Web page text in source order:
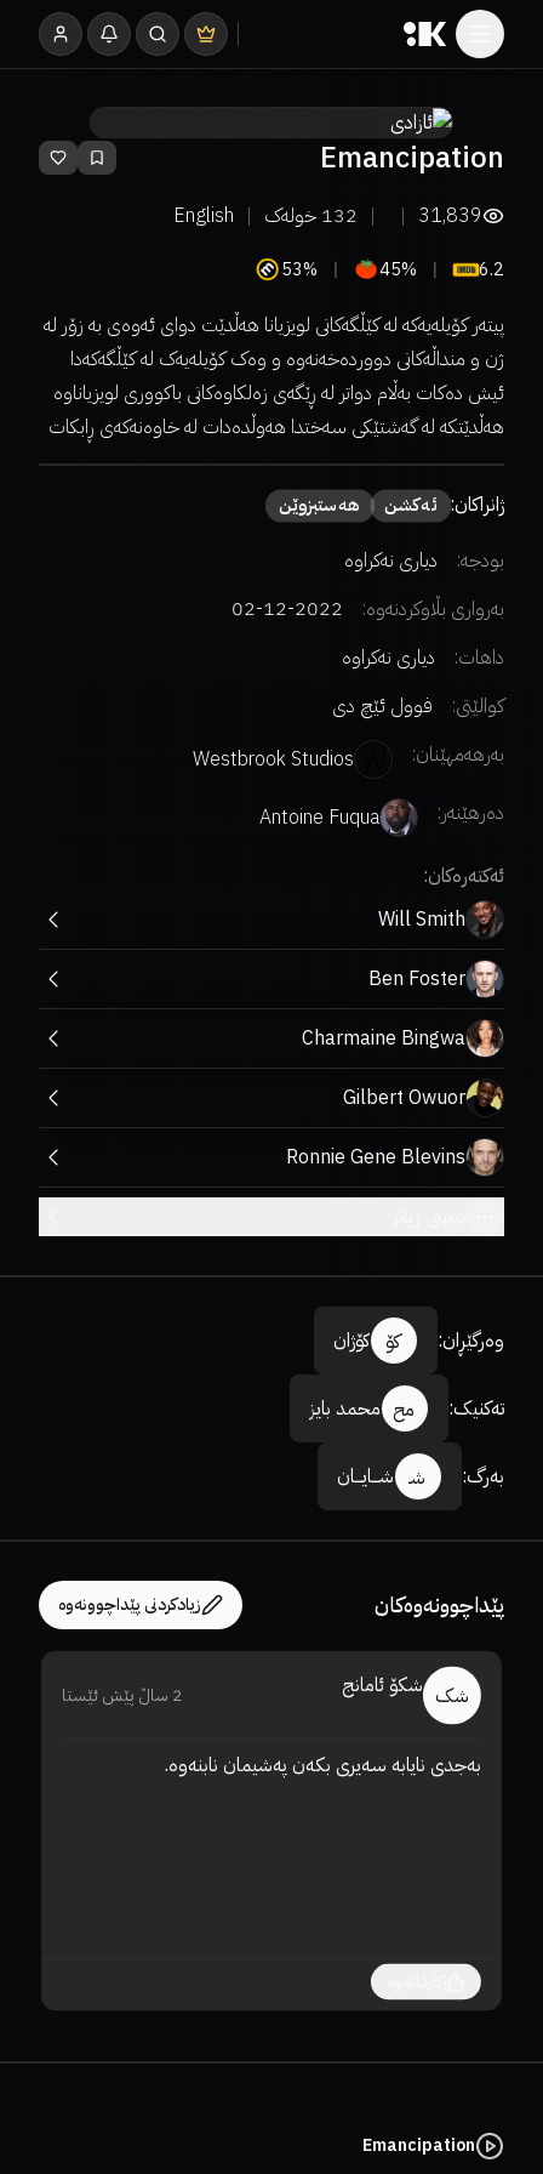
Emancipation
31,839
132 خولەک English
6.2
45%
53%
پیتەر کۆیلەیەکە لە کێڵگەکانی لویزیانا هەڵدێت دوای ئەوەی بە زۆر لە
ژن و منداڵەکانی دووردەخەنەوە و وەک کۆیلەیەک لە کێڵگەکەدا
ئیش دەکات بەڵام دواتر لە ڕێگەی زەلکاوەکانی باکووری لویزیاناوە
هەڵدێتکە لە گەشتێکی سەختدا هەوڵدەدات لە خاوەنەکەی ڕابکات
ژانراکان: ئەكشن هەستبزوێن
بودجە:
دیاری نەکراوە
بەرواری بڵاوکردنەوە:
2022-12-02
داهات:
دیاری نەکراوە
کوالێتی:
فوول ئێچ دی
بەرهەمهێنان:
Westbrook Studios
دەرهێنەر:
Antoine Fuqua
ئەکتەرەکان:
Will Smith
Ben Foster
Charmaine Bingwa
Gilbert Owuor
Ronnie Gene Blevins
وەرگێڕان: کۆ کۆژان
تەکنیک: مح محمد بایز
بەرگ: شـ شـــایـــان
پێداچوونەوەکان زیادکردنی پێداچوونەوە
شک شکۆ ئامانج 2 ساڵ پێش ئێستا
بەجدی نایابە سەیری بکەن پەشیمان نابنەوە.
Emancipation